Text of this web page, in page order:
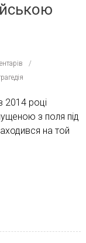
2014 році
з поля під
на той